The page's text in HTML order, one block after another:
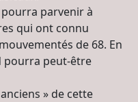
pourra parvenir à
qui ont connu
de 68. En
pourra peut-être
» de cette